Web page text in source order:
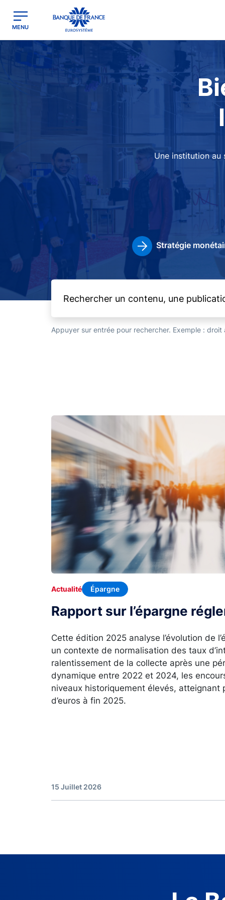
Banque de France - Menu Principal
MENU
Image
Une institution au
Stratégie
Appuyer sur entrée pour rechercher. Exemple : droit
Image
Rapport sur l’épargne
Actualité Épargne
Cette édition 2025 analyse l’évolution de
un contexte de normalisation des taux
ralentissement de la collecte après une
dynamique entre 2022 et 2024, les
niveaux historiquement élevés, atteignant
d’euros à fin 2025.
15 Juillet 2026